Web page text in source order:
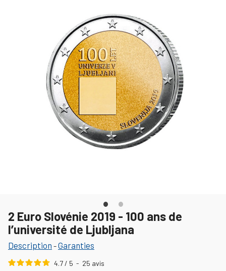
2 Euro Slovénie 2019 - 100 ans de
l’université de Ljubljana
Description -Garanties
4.7/ 5 - 25 avis